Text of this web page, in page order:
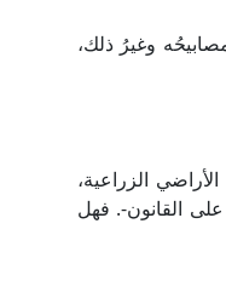
وغيرُ ذلك،
الزراعية،
القانون-. فهل